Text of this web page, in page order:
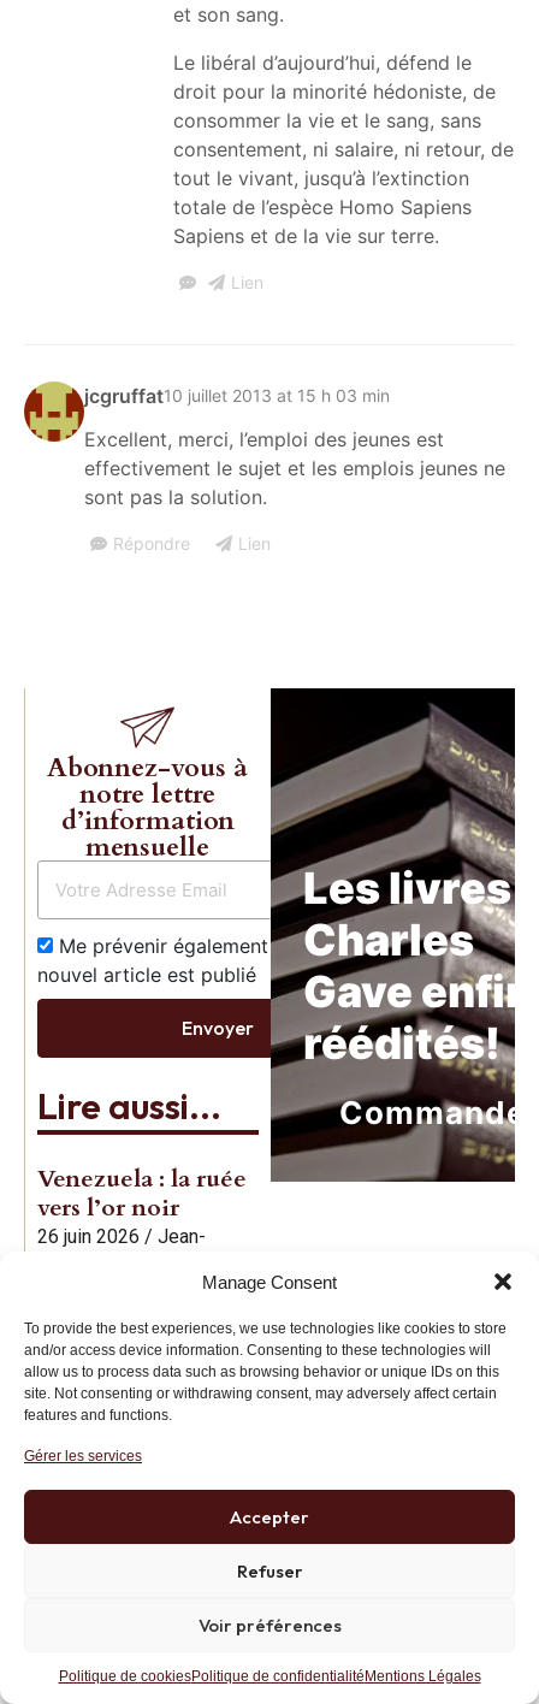
Manage Consent
To provide the best experiences, we use technologies like cookies to store
and/or access device information. Consenting to these technologies will
allow us to process data such as browsing behavior or unique IDs on this
site. Not consenting or withdrawing consent, may adversely affect certain
features and functions.
Gérer les services
Accepter
Refuser
Voir préférences
Politique de cookiesPolitique de confidentialité Mentions Légales
et son sang.
Le libéral d’aujourd’hui, défend le
droit pour la minorité hédoniste, de
consommer la vie et le sang, sans
consentement, ni salaire, ni retour, de
tout le vivant, jusqu’à l’extinction
totale de l’espèce Homo Sapiens
Sapiens et de la vie sur terre.
Lien
jcgruffat10 juillet 2013 at 15 h 03 min
Excellent, merci, l’emploi des jeunes est
effectivement le sujet et les emplois jeunes ne
sont pas la solution.
Répondre Lien
Abonnez-vous à
notre lettre
d’information
mensuelle
Me prévenir également dès qu’un
nouvel article est publié
Envoyer
Lire aussi...
Venezuela : la ruée
vers l’or noir
26 juin 2026 / Jean-
Les retraites en
France : Une
histoire de
cornecul
21 juin 2026
La guerre juste :
des questions sans
Jean-
Baptiste Noé
Les livres
Charles
Gave enfin
réédités!